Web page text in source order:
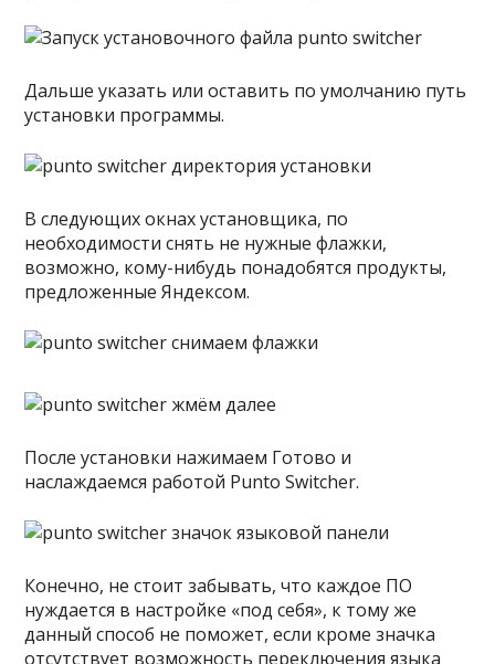
Дальше указать или оставить по умолчанию путь
установки программы.
В следующих окнах установщика, по
необходимости снять не нужные флажки,
возможно, кому-нибудь понадобятся продукты,
предложенные Яндексом.
После установки нажимаем Готово и
наслаждаемся работой Punto Switcher.
Конечно, не стоит забывать, что каждое ПО
нуждается в настройке «под себя», к тому же
данный способ не поможет, если кроме значка
отсутствует возможность переключения языка